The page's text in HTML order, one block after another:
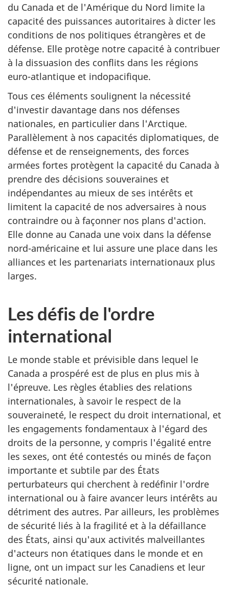
du Canada et de l'Amérique du Nord limite la
capacité des puissances autoritaires à dicter les
conditions de nos politiques étrangères et de
défense. Elle protège notre capacité à contribuer
à la dissuasion des conflits dans les régions
euro-atlantique et indopacifique.
Tous ces éléments soulignent la nécessité
d'investir davantage dans nos défenses
nationales, en particulier dans l'Arctique.
Parallèlement à nos capacités diplomatiques, de
défense et de renseignements, des forces
armées fortes protègent la capacité du Canada à
prendre des décisions souveraines et
indépendantes au mieux de ses intérêts et
limitent la capacité de nos adversaires à nous
contraindre ou à façonner nos plans d'action.
Elle donne au Canada une voix dans la défense
nord-américaine et lui assure une place dans les
alliances et les partenariats internationaux plus
larges.
Les défis de l'ordre
international
Le monde stable et prévisible dans lequel le
Canada a prospéré est de plus en plus mis à
l'épreuve. Les règles établies des relations
internationales, à savoir le respect de la
souveraineté, le respect du droit international, et
les engagements fondamentaux à l'égard des
droits de la personne, y compris l'égalité entre
les sexes, ont été contestés ou minés de façon
importante et subtile par des États
perturbateurs qui cherchent à redéfinir l'ordre
international ou à faire avancer leurs intérêts au
détriment des autres. Par ailleurs, les problèmes
de sécurité liés à la fragilité et à la défaillance
des États, ainsi qu'aux activités malveillantes
d'acteurs non étatiques dans le monde et en
ligne, ont un impact sur les Canadiens et leur
sécurité nationale.